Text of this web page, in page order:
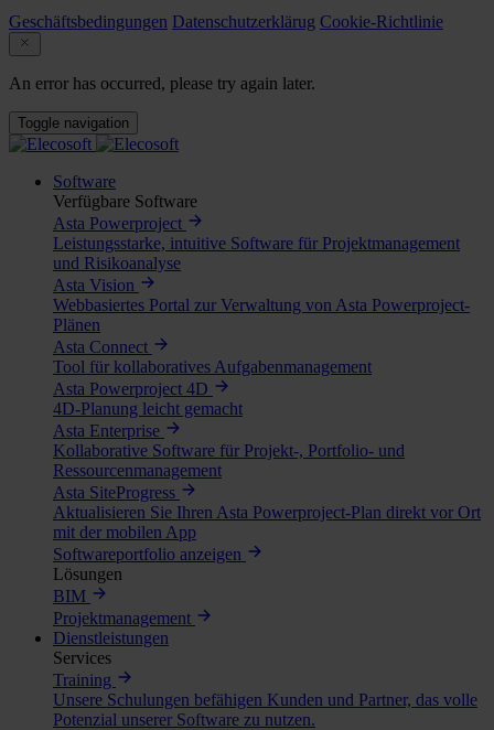
Geschäftsbedingungen Datenschutzerklärug Cookie-Richtlinie
An error has occurred, please try again later.
Toggle navigation
Software
Verfügbare Software
Asta Powerproject
Leistungsstarke, intuitive Software für Projektmanagement
und Risikoanalyse
Asta Vision
Webbasiertes Portal zur Verwaltung von Asta Powerproject-
Plänen
Asta Connect
Tool für kollaboratives Aufgabenmanagement
Asta Powerproject 4D
4D-Planung leicht gemacht
Asta Enterprise
Kollaborative Software für Projekt-, Portfolio- und
Ressourcenmanagement
Asta SiteProgress
Aktualisieren Sie Ihren Asta Powerproject-Plan direkt vor Ort
mit der mobilen App
Softwareportfolio anzeigen
Lösungen
BIM
Projektmanagement
Dienstleistungen
Services
Training
Unsere Schulungen befähigen Kunden und Partner, das volle
Potenzial unserer Software zu nutzen.